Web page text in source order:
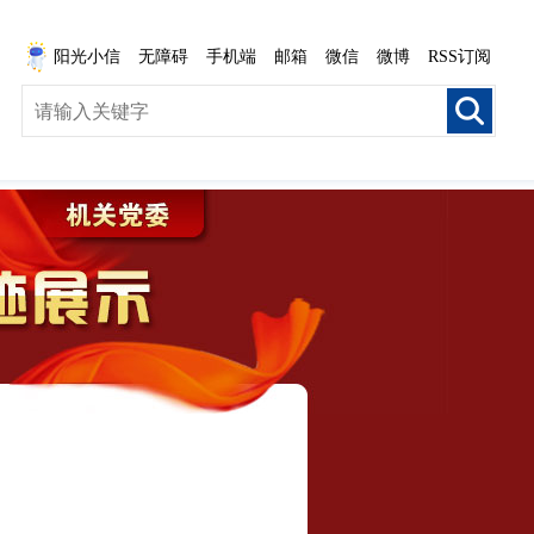
阳光小信 无障碍 手机端 邮箱 微信 微博 RSS订阅